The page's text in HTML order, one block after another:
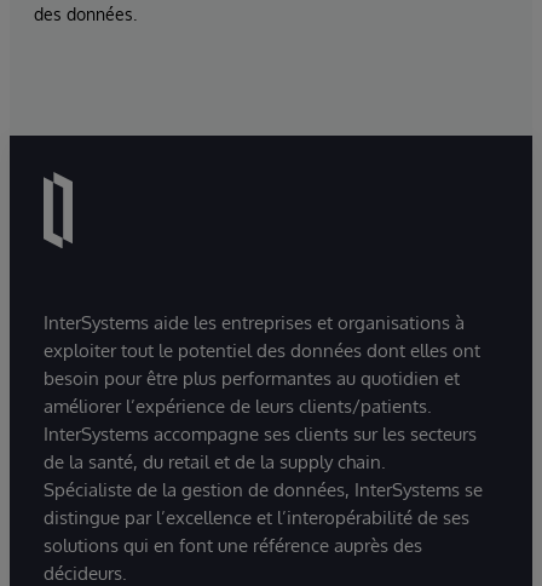
des données.
InterSystems aide les entreprises et organisations à
exploiter tout le potentiel des données dont elles ont
besoin pour être plus performantes au quotidien et
améliorer l’expérience de leurs clients/patients.
InterSystems accompagne ses clients sur les secteurs
de la santé, du retail et de la supply chain.
Spécialiste de la gestion de données, InterSystems se
distingue par l’excellence et l’interopérabilité de ses
solutions qui en font une référence auprès des
décideurs.